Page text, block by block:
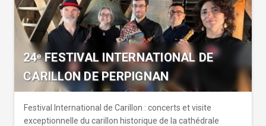
24ᵉ FESTIVAL INTERNATIONAL DE
CARILLON DE PERPIGNAN
Festival International de Carillon : concerts et visite
exceptionnelle du carillon historique de la cathédrale